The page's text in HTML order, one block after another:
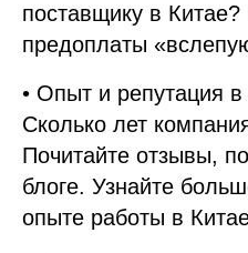
поставщику в
предоплаты
• Опыт и репутация
Сколько лет
Почитайте отзывы,
блоге. Узнайте
опыте работы в